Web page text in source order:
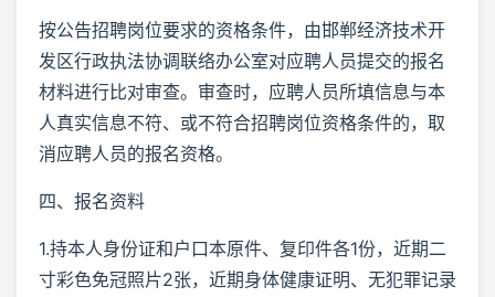
按公告招聘岗位要求的资格条件，由邯郸经济技术开
发区行政执法协调联络办公室对应聘人员提交的报名
材料进行比对审查。审查时，应聘人员所填信息与本
人真实信息不符、或不符合招聘岗位资格条件的，取
消应聘人员的报名资格。
四、报名资料
1.持本人身份证和户口本原件、复印件各1份，近期二
寸彩色免冠照片2张，近期身体健康证明、无犯罪记录